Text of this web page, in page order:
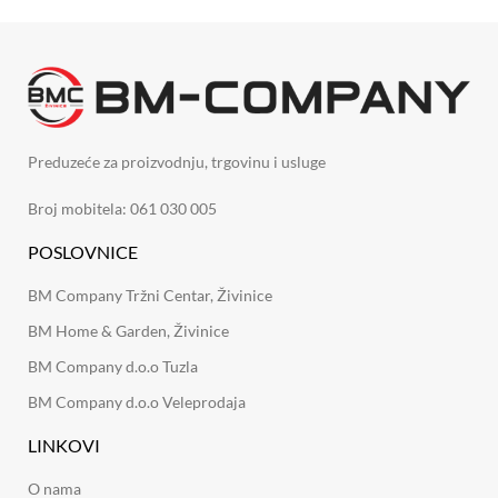
Preduzeće za proizvodnju, trgovinu i usluge
Broj mobitela: 061 030 005
POSLOVNICE
BM Company Tržni Centar, Živinice
BM Home & Garden, Živinice
BM Company d.o.o Tuzla
BM Company d.o.o Veleprodaja
LINKOVI
O nama